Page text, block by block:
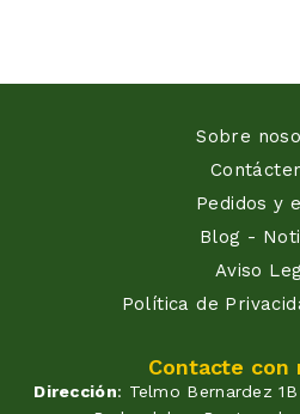
Sobre
Pedidos y
Blog -
Aviso
Política de
Contacte con
Dirección: Telmo Bernardez